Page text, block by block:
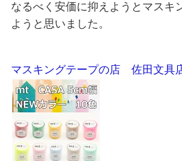
なるべく安価に抑えようとマスキ
ようと思いました。
マスキングテープの店 佐田文具